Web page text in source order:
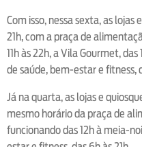
Com isso, nessa sexta, as lojas
21h, com a praça de
11h às 22h, a Vila Gourmet,
de saúde, bem-estar e fitness,
Já na quarta, as lojas e
mesmo horário da praça de
funcionando das 12h à meia-